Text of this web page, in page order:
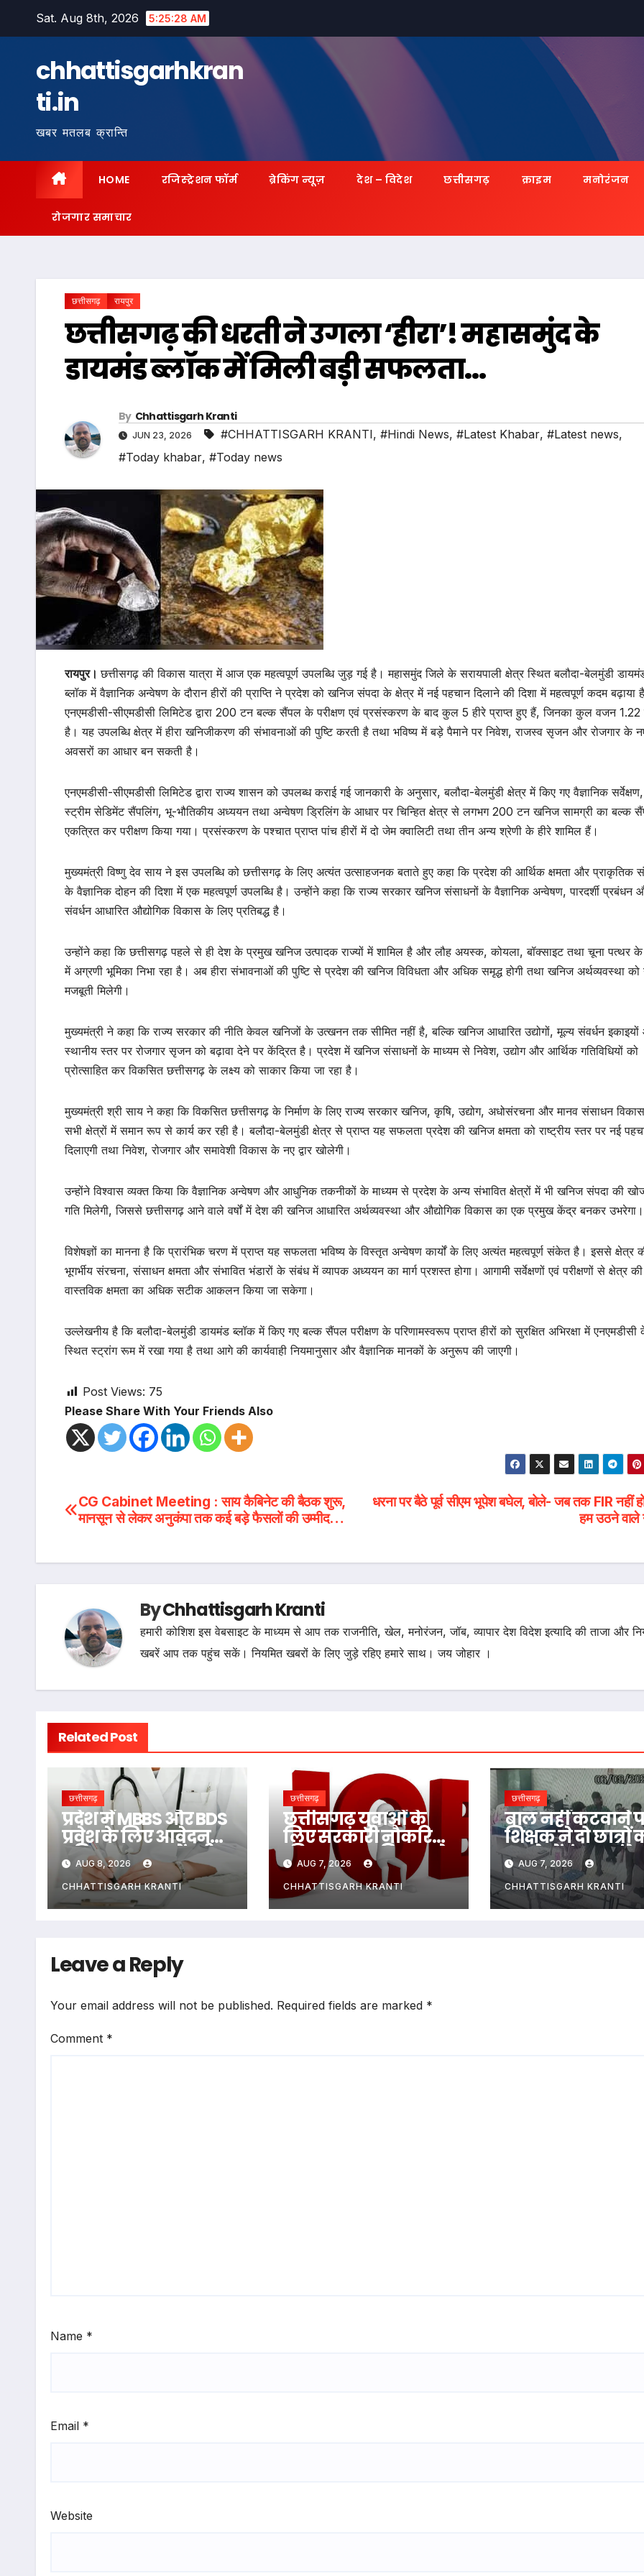
Sat. Aug 8th, 2026 5:25:30 AM
chhattisgarhkran
ti.in
खबर मतलब क्रान्ति
HOME रजिस्ट्रेशन फॉर्म ब्रेकिंग न्यूज़ देश – विदेश छत्तीसगढ़ क्राइम मनोरंजन
रोजगार समाचार
छत्तीसगढ़ रायपुर
छत्तीसगढ़ की धरती ने उगला ‘हीरा’! महासमुंद के
डायमंड ब्लॉक में मिली बड़ी सफलता…
By Chhattisgarh Kranti
JUN 23, 2026 #CHHATTISGARH KRANTI, #Hindi News, #Latest Khabar, #Latest news,
#Today khabar, #Today news
रायपुर।छत्तीसगढ़ की विकास यात्रा में आज एक महत्वपूर्ण उपलब्धि जुड़ गई है। महासमुंद जिले के सरायपाली क्षेत्र स्थित बलौदा-बेलमुंडी
ब्लॉक में वैज्ञानिक अन्वेषण के दौरान हीरों की प्राप्ति ने प्रदेश को खनिज संपदा के क्षेत्र में नई पहचान दिलाने की दिशा में महत्वपूर्ण कदम बढ़ाया
एनएमडीसी-सीएमडीसी लिमिटेड द्वारा 200 टन बल्क सैंपल के परीक्षण एवं प्रसंस्करण के बाद कुल 5 हीरे प्राप्त हुए हैं, जिनका कुल वजन
है। यह उपलब्धि क्षेत्र में हीरा खनिजीकरण की संभावनाओं की पुष्टि करती है तथा भविष्य में बड़े पैमाने पर निवेश, राजस्व सृजन और रोजगार के
अवसरों का आधार बन सकती है।
एनएमडीसी-सीएमडीसी लिमिटेड द्वारा राज्य शासन को उपलब्ध कराई गई जानकारी के अनुसार, बलौदा-बेलमुंडी क्षेत्र में किए गए वैज्ञानिक सर्वेक्षण,
स्ट्रीम सेडिमेंट सैंपलिंग, भू-भौतिकीय अध्ययन तथा अन्वेषण ड्रिलिंग के आधार पर चिन्हित क्षेत्र से लगभग 200 टन खनिज सामग्री का बल्क
एकत्रित कर परीक्षण किया गया। प्रसंस्करण के पश्चात प्राप्त पांच हीरों में दो जेम क्वालिटी तथा तीन अन्य श्रेणी के हीरे शामिल हैं।
मुख्यमंत्री विष्णु देव साय ने इस उपलब्धि को छत्तीसगढ़ के लिए अत्यंत उत्साहजनक बताते हुए कहा कि प्रदेश की आर्थिक क्षमता और प्राकृतिक
के वैज्ञानिक दोहन की दिशा में एक महत्वपूर्ण उपलब्धि है। उन्होंने कहा कि राज्य सरकार खनिज संसाधनों के वैज्ञानिक अन्वेषण, पारदर्शी प्रबंधन
संवर्धन आधारित औद्योगिक विकास के लिए प्रतिबद्ध है।
उन्होंने कहा कि छत्तीसगढ़ पहले से ही देश के प्रमुख खनिज उत्पादक राज्यों में शामिल है और लौह अयस्क, कोयला, बॉक्साइट तथा चूना पत्थर के
में अग्रणी भूमिका निभा रहा है। अब हीरा संभावनाओं की पुष्टि से प्रदेश की खनिज विविधता और अधिक समृद्ध होगी तथा खनिज अर्थव्यवस्था को
मजबूती मिलेगी।
मुख्यमंत्री ने कहा कि राज्य सरकार की नीति केवल खनिजों के उत्खनन तक सीमित नहीं है, बल्कि खनिज आधारित उद्योगों, मूल्य संवर्धन
स्थानीय स्तर पर रोजगार सृजन को बढ़ावा देने पर केंद्रित है। प्रदेश में खनिज संसाधनों के माध्यम से निवेश, उद्योग और आर्थिक गतिविधियों को
प्रोत्साहित कर विकसित छत्तीसगढ़ के लक्ष्य को साकार किया जा रहा है।
मुख्यमंत्री श्री साय ने कहा कि विकसित छत्तीसगढ़ के निर्माण के लिए राज्य सरकार खनिज, कृषि, उद्योग, अधोसंरचना और मानव संसाधन
सभी क्षेत्रों में समान रूप से कार्य कर रही है। बलौदा-बेलमुंडी क्षेत्र से प्राप्त यह सफलता प्रदेश की खनिज क्षमता को राष्ट्रीय स्तर पर नई
दिलाएगी तथा निवेश, रोजगार और समावेशी विकास के नए द्वार खोलेगी।
उन्होंने विश्वास व्यक्त किया कि वैज्ञानिक अन्वेषण और आधुनिक तकनीकों के माध्यम से प्रदेश के अन्य संभावित क्षेत्रों में भी खनिज संपदा की
गति मिलेगी, जिससे छत्तीसगढ़ आने वाले वर्षों में देश की खनिज आधारित अर्थव्यवस्था और औद्योगिक विकास का एक प्रमुख केंद्र बनकर उभरेगा।
विशेषज्ञों का मानना है कि प्रारंभिक चरण में प्राप्त यह सफलता भविष्य के विस्तृत अन्वेषण कार्यों के लिए अत्यंत महत्वपूर्ण संकेत है। इससे क्षेत्र
भूगर्भीय संरचना, संसाधन क्षमता और संभावित भंडारों के संबंध में व्यापक अध्ययन का मार्ग प्रशस्त होगा। आगामी सर्वेक्षणों एवं परीक्षणों से क्षेत्र की
वास्तविक क्षमता का अधिक सटीक आकलन किया जा सकेगा।
उल्लेखनीय है कि बलौदा-बेलमुंडी डायमंड ब्लॉक में किए गए बल्क सैंपल परीक्षण के परिणामस्वरूप प्राप्त हीरों को सुरक्षित अभिरक्षा में एनएमडीसी
स्थित स्ट्रांग रूम में रखा गया है तथा आगे की कार्यवाही नियमानुसार और वैज्ञानिक मानकों के अनुरूप की जाएगी।
Post Views: 75
Please Share With Your Friends Also
Post
navigation
धरना पर बैठे पूर्व सीएम भूपेश बघेल, बोले- जब तक FIR नहीं
हम उठने वाले
CG Cabinet Meeting : साय कैबिनेट की बैठक शुरू,
मानसून से लेकर अनुकंपा तक कई बड़े फैसलों की उम्मीद…
ByChhattisgarh Kranti
हमारी कोशिश इस वेबसाइट के माध्यम से आप तक राजनीति, खेल, मनोरंजन, जॉब, व्यापार देश विदेश इत्यादि की ताजा और
खबरें आप तक पहुंच सकें। नियमित खबरों के लिए जुड़े रहिए हमारे साथ। जय जोहार ।
Related Post
छत्तीसगढ़
प्रदेश में MBBS और BDS
प्रवेश के लिए आवेदन
प्रक्रिया शुरू, जानें पूरी
काउंसिलिंग डिटेल…
AUG 8, 2026
CHHATTISGARH KRANTI
छत्तीसगढ़
छत्तीसगढ़ युवाओं के
लिए सरकारी नौकरियों
की बहार! इस विभाग ने
1235 पदों पर बम्पर भर्ती,
डाटा एंट्री ऑपरेटर के ही
400 पद…
AUG 7, 2026
CHHATTISGARH KRANTI
छत्तीसगढ़
बाल नहीं कटवाने
शिक्षक ने दो छात्रों
कमरे में बंद कर डंडे से
पीटा…
AUG 7, 2026
CHHATTISGARH KRANTI
Leave a Reply
Your email address will not be published. Required fields are marked *
Comment *
Name *
Email *
Website